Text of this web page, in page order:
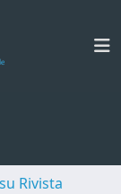
Rivista